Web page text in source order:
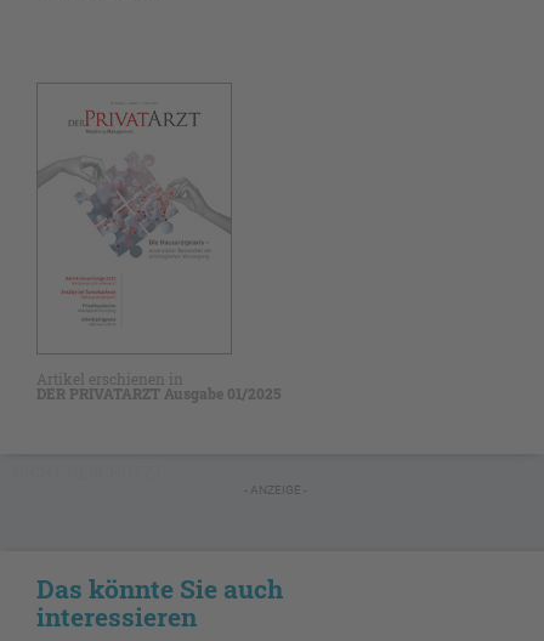
Artikel erschienen in
DER PRIVATARZT Ausgabe 01/2025
- ANZEIGE -
Das könnte Sie auch
interessieren